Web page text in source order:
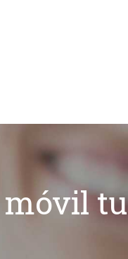
móvil tu